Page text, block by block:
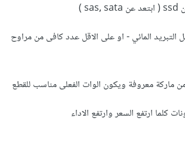
التبريد المائي - او على الاقل عدد كافى من مراوح
كلما ارتفع السعر وارتفع الاداء